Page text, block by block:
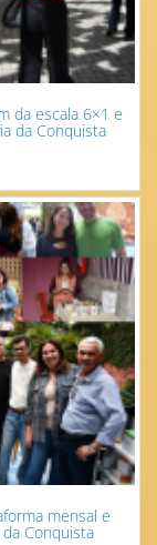
da escala 6×1 e
da Conquista
mensal e
Conquista